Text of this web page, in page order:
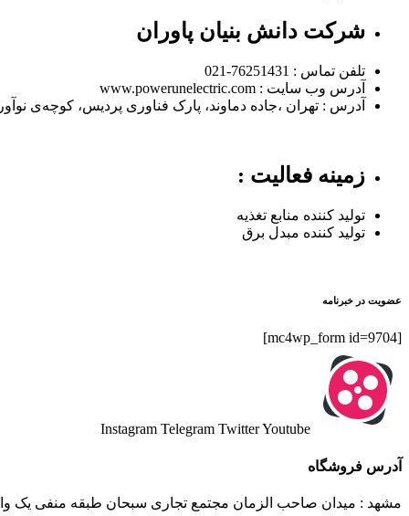
شرکت دانش بنیان پاوران
تلفن تماس : 76251431-021
آدرس وب سایت : www.powerunelectric.com
آدرس : تهران ،جاده دماوند، پارک فناوری پردیس، کوچه‌ی نوآوری 7، ساختمان
زمینه فعالیت :
تولید کننده منابع تغذیه
تولید کننده مبدل برق
عضویت در خبرنامه
[mc4wp_form id=9704]
Instagram Telegram TwitterYoutube
آدرس فروشگاه
مشهد : میدان صاحب الزمان مجتمع تجاری سبحان طبقه منفی یک واحد 20